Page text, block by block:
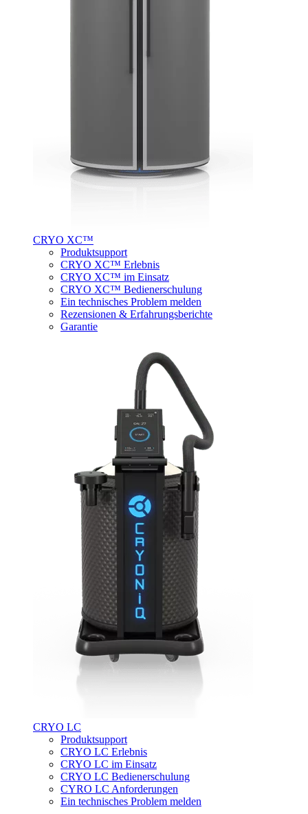
CRYO XC™
Produktsupport
CRYO XC™ Erlebnis
CRYO XC™ im Einsatz
CRYO XC™ Bedienerschulung
Ein technisches Problem melden
Rezensionen & Erfahrungsberichte
Garantie
CRYO LC
Produktsupport
CRYO LC Erlebnis
CRYO LC im Einsatz
CRYO LC Bedienerschulung
CYRO LC Anforderungen
Ein technisches Problem melden